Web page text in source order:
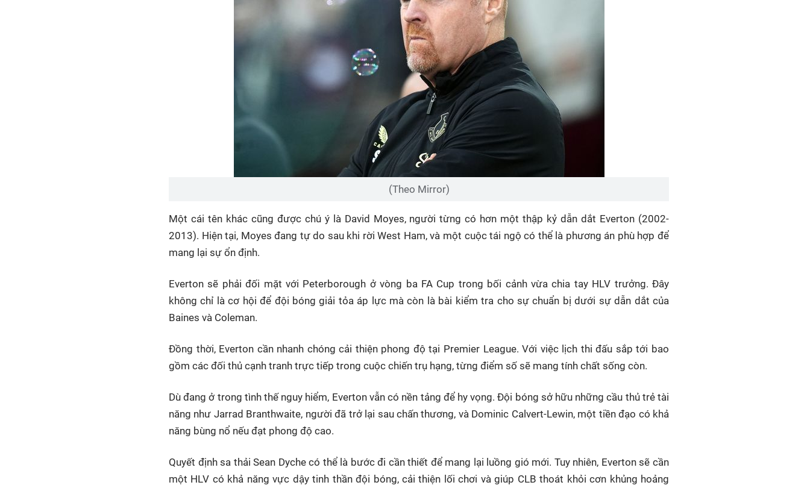
(Theo Mirror)
Một cái tên khác cũng được chú ý là David Moyes, người từng có hơn một thập kỷ dẫn dắt Everton (2002-
2013). Hiện tại, Moyes đang tự do sau khi rời West Ham, và một cuộc tái ngộ có thể là phương án phù hợp để
mang lại sự ổn định.
Everton sẽ phải đối mặt với Peterborough ở vòng ba FA Cup trong bối cảnh vừa chia tay HLV trưởng. Đây
không chỉ là cơ hội để đội bóng giải tỏa áp lực mà còn là bài kiểm tra cho sự chuẩn bị dưới sự dẫn dắt của
Baines và Coleman.
Đồng thời, Everton cần nhanh chóng cải thiện phong độ tại Premier League. Với việc lịch thi đấu sắp tới bao
gồm các đối thủ cạnh tranh trực tiếp trong cuộc chiến trụ hạng, từng điểm số sẽ mang tính chất sống còn.
Dù đang ở trong tình thế nguy hiểm, Everton vẫn có nền tảng để hy vọng. Đội bóng sở hữu những cầu thủ trẻ tài
năng như Jarrad Branthwaite, người đã trở lại sau chấn thương, và Dominic Calvert-Lewin, một tiền đạo có khả
năng bùng nổ nếu đạt phong độ cao.
Quyết định sa thải Sean Dyche có thể là bước đi cần thiết để mang lại luồng gió mới. Tuy nhiên, Everton sẽ cần
một HLV có khả năng vực dậy tinh thần đội bóng, cải thiện lối chơi và giúp CLB thoát khỏi cơn khủng hoảng